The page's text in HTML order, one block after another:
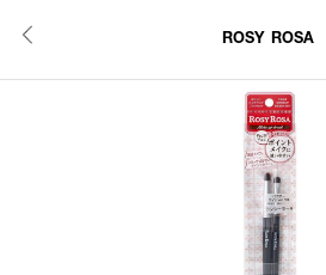
ROSY ROSA